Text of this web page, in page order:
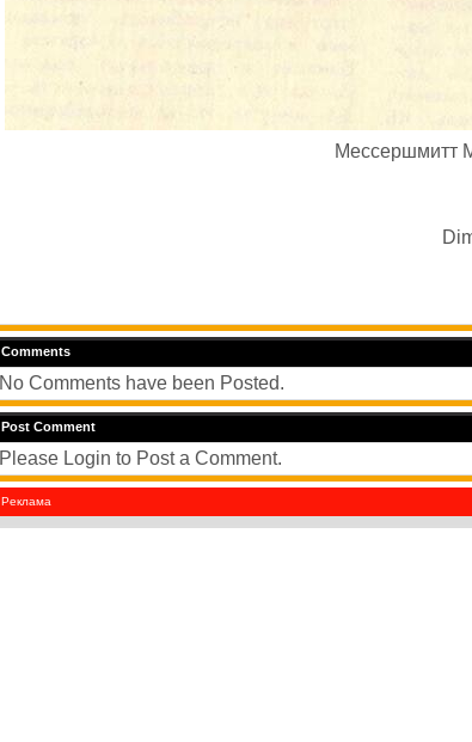
Мессершмитт
Comments
No Comments have been Posted.
Post Comment
Please Login to Post a Comment.
Реклама